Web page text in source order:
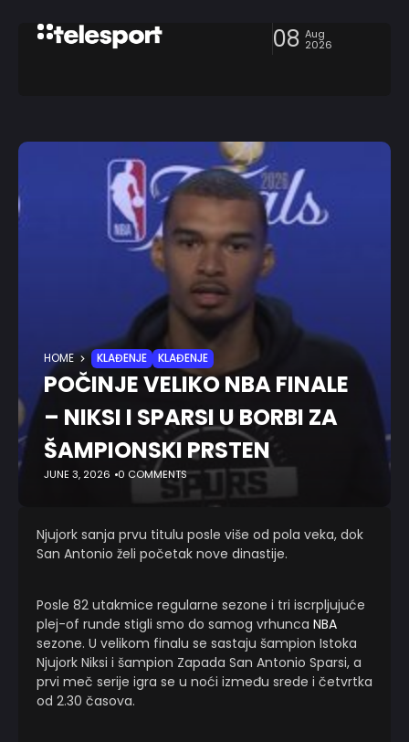
08 Aug
2026
HOME KLAĐENJE KLAĐENJE
POČINJE VELIKO NBA FINALE
– NIKSI I SPARSI U BORBI ZA
ŠAMPIONSKI PRSTEN
JUNE 3, 2026 0 COMMENTS
Njujork sanja prvu titulu posle više od pola veka, dok
San Antonio želi početak nove dinastije.
Posle 82 utakmice regularne sezone i tri iscrpljujuće
plej-of runde stigli smo do samog vrhunca NBA
sezone. U velikom finalu se sastaju šampion Istoka
Njujork Niksi i šampion Zapada San Antonio Sparsi, a
prvi meč serije igra se u noći između srede i četvrtka
od 2.30 časova.